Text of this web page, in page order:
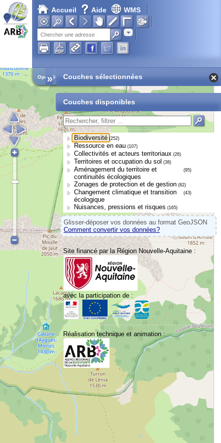
Accueil Aide WMS
Adresse
Open Street Map
» Couches sélectionnées
Couches disponibles
Biodiversité (252)
Ressource en eau (107)
Collectivités et acteurs territoriaux (26)
Territoires et occupation du sol (38)
Aménagement du territoire et
continuités écologiques
(95)
Zonages de protection et de gestion (82)
Changement climatique et transition
écologique
(43)
Nuisances, pressions et risques (165)
Glisser-déposer vos données au format GeoJSON
Comment convertir vos données?
Site financé par la Région Nouvelle-Aquitaine :
avec la participation de :
Réalisation technique et animation :